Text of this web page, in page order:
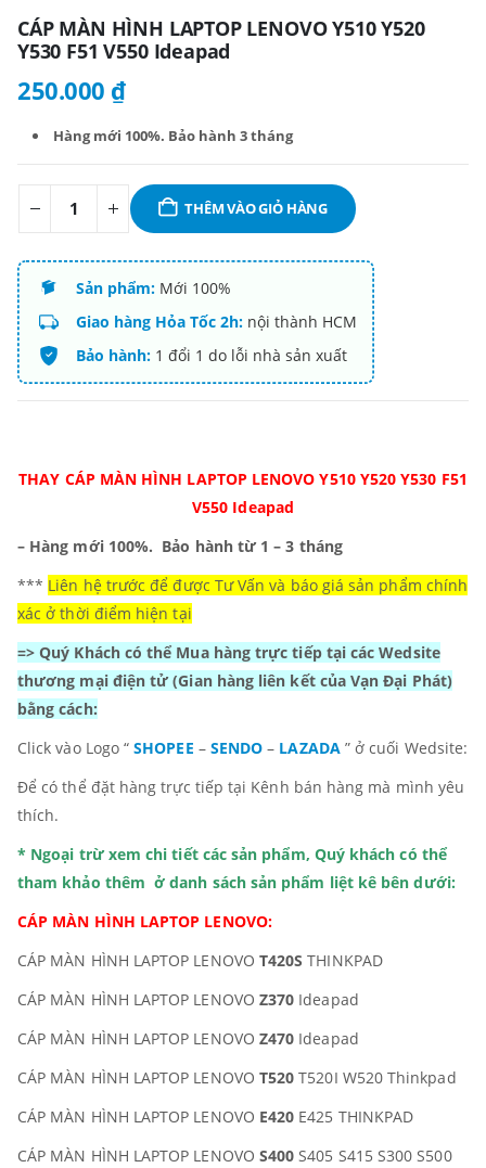
CÁP MÀN HÌNH LAPTOP LENOVO Y510 Y520
Y530 F51 V550 Ideapad
250.000 ₫
Hàng mới 100%. Bảo hành 3 tháng
THÊM VÀO GIỎ HÀNG
Sản phẩm:Mới 100%
Giao hàng Hỏa Tốc 2h:nội thành HCM
Bảo hành:1 đổi 1 do lỗi nhà sản xuất
THAY CÁP MÀN HÌNH LAPTOP LENOVO Y510 Y520 Y530 F51
V550 Ideapad
– Hàng mới 100%. Bảo hành từ 1 – 3 tháng
*** Liên hệ trước để được Tư Vấn và báo giá sản phẩm chính
xác ở thời điểm hiện tại
=> Quý Khách có thể Mua hàng trực tiếp tại các Wedsite
thương mại điện tử(Gian hàng liên kết của Vạn Đại Phát)
bằng cách:
Click vào Logo “ SHOPEE – SENDO – LAZADA ” ở cuối Wedsite:
Để có thể đặt hàng trực tiếp tại Kênh bán hàng mà mình yêu
thích.
* Ngoại trừ xem chi tiết các sản phẩm, Quý khách có thể
tham khảo thêm ở danh sách sản phẩm liệt kê bên dưới:
CÁP MÀN HÌNH LAPTOP LENOVO:
CÁP MÀN HÌNH LAPTOP LENOVO T420S THINKPAD
CÁP MÀN HÌNH LAPTOP LENOVO Z370 Ideapad
CÁP MÀN HÌNH LAPTOP LENOVO Z470 Ideapad
CÁP MÀN HÌNH LAPTOP LENOVO T520 T520I W520 Thinkpad
CÁP MÀN HÌNH LAPTOP LENOVO E420 E425 THINKPAD
CÁP MÀN HÌNH LAPTOP LENOVO S400 S405 S415 S300 S500